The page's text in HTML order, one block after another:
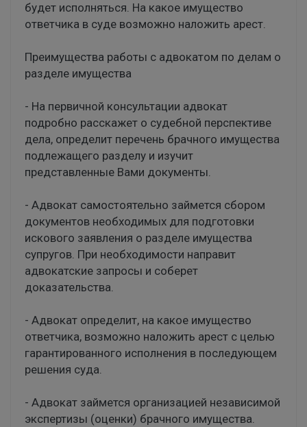
будет исполняться. На какое имущество
ответчика в суде возможно наложить арест.
Преимущества работы с адвокатом по делам о
разделе имущества
- На первичной консультации адвокат
подробно расскажет о судебной перспективе
дела, определит перечень брачного имущества
подлежащего разделу и изучит
представленные Вами документы.
- Адвокат самостоятельно займется сбором
документов необходимых для подготовки
искового заявления о разделе имущества
супругов. При необходимости направит
адвокатские запросы и соберет
доказательства.
- Адвокат определит, на какое имущество
ответчика, возможно наложить арест с целью
гарантированного исполнения в последующем
решения суда.
- Адвокат займется организацией независимой
экспертизы (оценки) брачного имущества.